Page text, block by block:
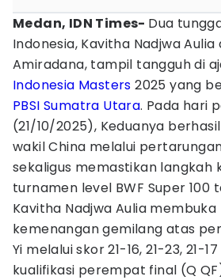
Medan, IDN Times- Dua
Indonesia, Kavitha Nadjwa Aulia
Amiradana, tampil tangguh di
Indonesia Masters 2025 yang
PBSI Sumatra Utara. Pada hari
(21/10/2025), Keduanya
wakil China melalui
sekaligus memastikan langkah
turnamen level BWF Super 100
Kavitha Nadjwa Aulia
kemenangan gemilang atas
Yi melalui skor 21-16, 21-23, 21-
kualifikasi perempat final (Q